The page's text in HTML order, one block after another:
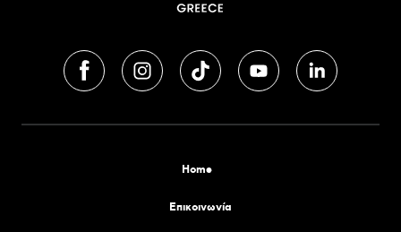
Home
Επικοινωνία